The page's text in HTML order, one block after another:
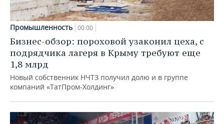
Промышленность 00:00
Бизнес-обзор: пороховой узаконил цеха, с
подрядчика лагеря в Крыму требуют еще
1,8 млрд
Новый собственник НЧТЗ получил долю и в группе
компаний «ТатПром-Холдинг»